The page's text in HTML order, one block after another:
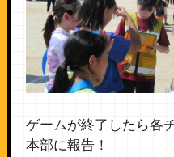
ゲームが終了したら各
本部に報告！